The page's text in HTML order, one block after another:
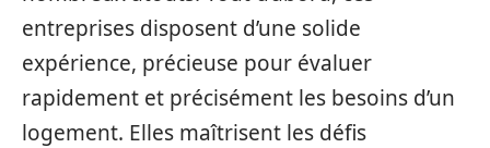
entreprises disposent d’une solide
expérience, précieuse pour évaluer
rapidement et précisément les besoins d’un
logement. Elles maîtrisent les défis